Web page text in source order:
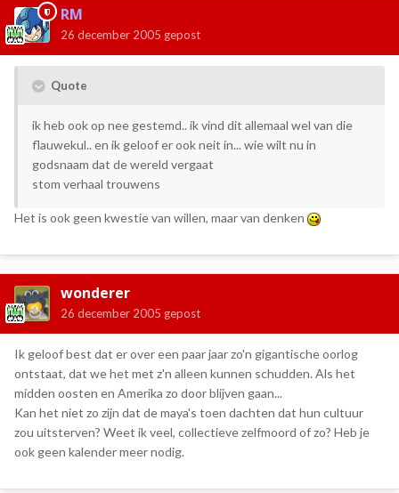
RM
26 december 2005 gepost
Quote
ik heb ook op nee gestemd.. ik vind dit allemaal wel van die
flauwekul.. en ik geloof er ook neit in... wie wilt nu in
godsnaam dat de wereld vergaat
stom verhaal trouwens
Het is ook geen kwestie van willen, maar van denken
wonderer
26 december 2005 gepost
Ik geloof best dat er over een paar jaar zo'n gigantische oorlog
ontstaat, dat we het met z'n alleen kunnen schudden. Als het
midden oosten en Amerika zo door blijven gaan...
Kan het niet zo zijn dat de maya's toen dachten dat hun cultuur
zou uitsterven? Weet ik veel, collectieve zelfmoord of zo? Heb je
ook geen kalender meer nodig.